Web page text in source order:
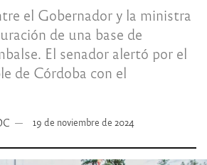
el Gobernador y la ministra
de una base de
El senador alertó por el
de Córdoba con el
19 de noviembre de 2024